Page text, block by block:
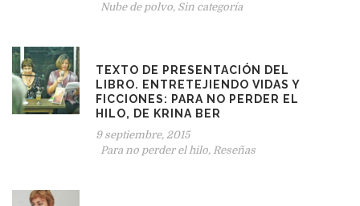
Nube de polvo, Sin categoría
TEXTO DE PRESENTACIÓN DEL
LIBRO. ENTRETEJIENDO VIDAS Y
FICCIONES: PARA NO PERDER EL
HILO, DE KRINA BER
9 septiembre, 2015
Para no perder el hilo, Reseñas